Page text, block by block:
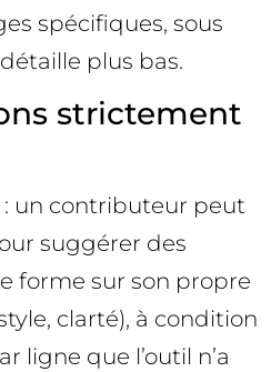
spécifiques, sous
plus bas.
strictement
un contributeur peut
suggérer des
forme sur son propre
clarté), à condition
ligne que l’outil n’a